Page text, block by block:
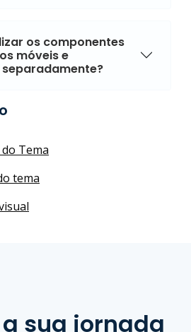
os componentes
móveis e
Tema
tema
sua jornada